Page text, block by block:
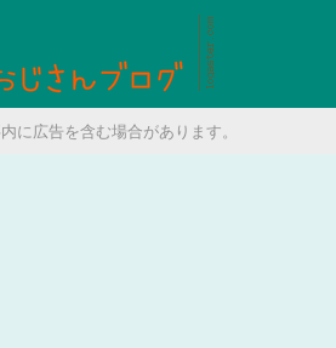
に広告を含む場合があります。